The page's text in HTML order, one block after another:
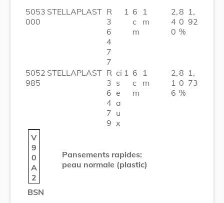
5053
000
STELLAPLAST R
3
6
4
7
7
1 6
c
m
1
m
2,
4
0
8
0
%
1,
92
5052
985
STELLAPLAST R
3
6
4
7
9
ci
s
e
a
u
x
1 6
c
m
1
m
2,
1
6
8
0
%
1,
73
V
9
0
A
2
Pansements rapides:
peau normale (plastic)
BSN